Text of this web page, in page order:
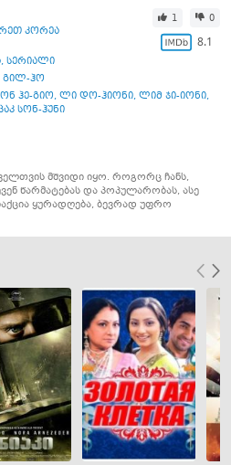
კორეა
1 0
8.1
, სერიალი
გილ-ჰო
ჰე-გიო, ლი დო-ჰიონი, ლიმ ჯი-იონი,
სონ-ჰუნი
მშვიდი იყო. როგორც ჩანს,
წარმატებას და პოპულარობას, ასე
ყურადღება, ბევრად უფრო